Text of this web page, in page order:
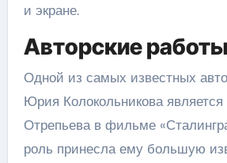
и экране.
Авторские работы
Одной из самых известных
Юрия Колокольникова является
Отрепьева в фильме
роль принесла ему большую